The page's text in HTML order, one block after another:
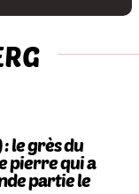
le grès du
pierre qui a
partie le